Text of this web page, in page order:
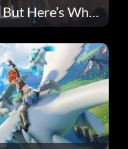
Here’s Why